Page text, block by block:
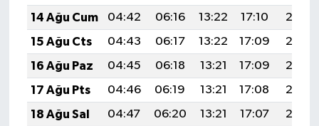
14 Ağu Cum
04:42 06:16 13:22 17:10
20:17
15 Ağu Cts
04:43 06:17 13:22 17:09
20:16
16 Ağu Paz
04:45 06:18 13:21 17:09
20:15
17 Ağu Pts
04:46 06:19 13:21 17:08
20:13
18 Ağu Sal
04:47 06:20 13:21 17:07
20:12